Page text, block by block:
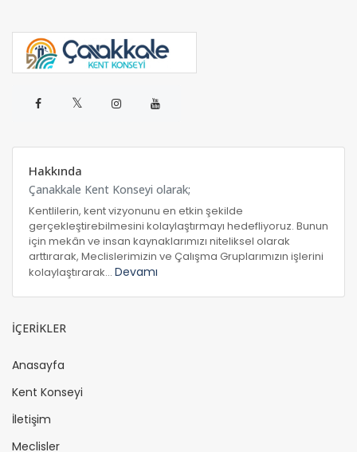
𝕏
Hakkında
Çanakkale Kent Konseyi olarak;
Kentlilerin, kent vizyonunu en etkin şekilde
gerçekleştirebilmesini kolaylaştırmayı hedefliyoruz. Bunun
için mekân ve insan kaynaklarımızı niteliksel olarak
arttırarak, Meclislerimizin ve Çalışma Gruplarımızın işlerini
kolaylaştırarak... Devamı
İÇERİKLER
Anasayfa
Kent Konseyi
İletişim
Meclisler